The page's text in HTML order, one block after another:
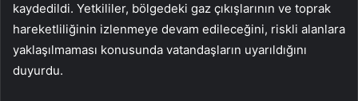
kaydedildi. Yetkililer, bölgedeki gaz çıkışlarının ve toprak
hareketliliğinin izlenmeye devam edileceğini, riskli alanlara
yaklaşılmaması konusunda vatandaşların uyarıldığını
duyurdu.